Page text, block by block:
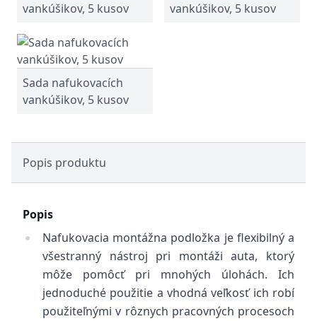
vankúšikov, 5 kusov
vankúšikov, 5 kusov
Sada nafukovacích
vankúšikov, 5 kusov
Popis produktu
Popis
Nafukovacia montážna podložka je flexibilný a
všestranný nástroj pri montáži auta, ktorý
môže pomôcť pri mnohých úlohách. Ich
jednoduché použitie a vhodná veľkosť ich robí
použiteľnými v rôznych pracovných procesoch